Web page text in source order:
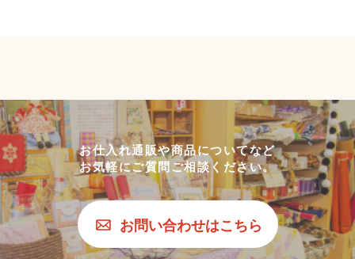
お仕入れ通販や商品についてなど
お気軽にご質問ご相談ください。
お問い合わせはこちら